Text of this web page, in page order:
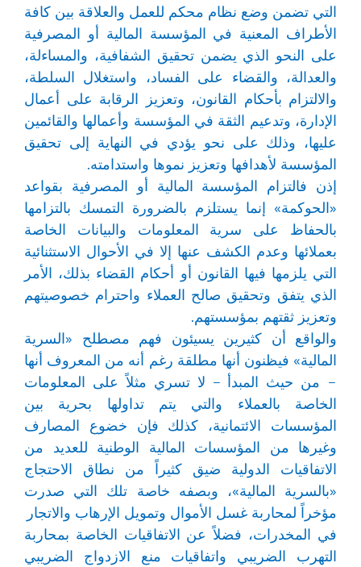
التي تضمن وضع نظام محكم للعمل والعلاقة بين كافة
الأطراف المعنية في المؤسسة المالية أو المصرفية
على النحو الذي يضمن تحقيق الشفافية، والمساءلة،
والعدالة، والقضاء على الفساد، واستغلال السلطة،
والالتزام بأحكام القانون، وتعزيز الرقابة على أعمال
الإدارة، وتدعيم الثقة في المؤسسة وأعمالها والقائمين
عليها، وذلك على نحو يؤدي في النهاية إلى تحقيق
المؤسسة لأهدافها وتعزيز نموها واستدامته.
إذن فالتزام المؤسسة المالية أو المصرفية بقواعد
«الحوكمة» إنما يستلزم بالضرورة التمسك بالتزامها
بالحفاظ على سرية المعلومات والبيانات الخاصة
بعملائها وعدم الكشف عنها إلا في الأحوال الاستثنائية
التي يلزمها فيها القانون أو أحكام القضاء بذلك، الأمر
الذي يتفق وتحقيق صالح العملاء واحترام خصوصيتهم
وتعزيز ثقتهم بمؤسستهم.
والواقع أن كثيرين يسيئون فهم مصطلح «السرية
المالية» فيظنون أنها مطلقة رغم أنه من المعروف أنها
– من حيث المبدأ – لا تسري مثلاً على المعلومات
الخاصة بالعملاء والتي يتم تداولها بحرية بين
المؤسسات الائتمانية، كذلك فإن خضوع المصارف
وغيرها من المؤسسات المالية الوطنية للعديد من
الاتفاقيات الدولية ضيق كثيراً من نطاق الاحتجاج
«بالسرية المالية»، وبصفه خاصة تلك التي صدرت
مؤخراً لمحاربة غسل الأموال وتمويل الإرهاب والاتجار
في المخدرات، فضلاً عن الاتفاقيات الخاصة بمحاربة
التهرب الضريبي واتفاقيات منع الازدواج الضريبي